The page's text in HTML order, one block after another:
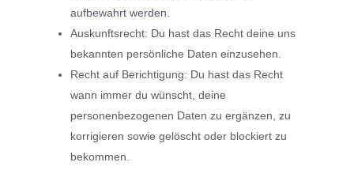
aufbewahrt werden.
Auskunftsrecht: Du hast das Recht deine uns
bekannten persönliche Daten einzusehen.
Recht auf Berichtigung: Du hast das Recht
wann immer du wünscht, deine
personenbezogenen Daten zu ergänzen, zu
korrigieren sowie gelöscht oder blockiert zu
bekommen.